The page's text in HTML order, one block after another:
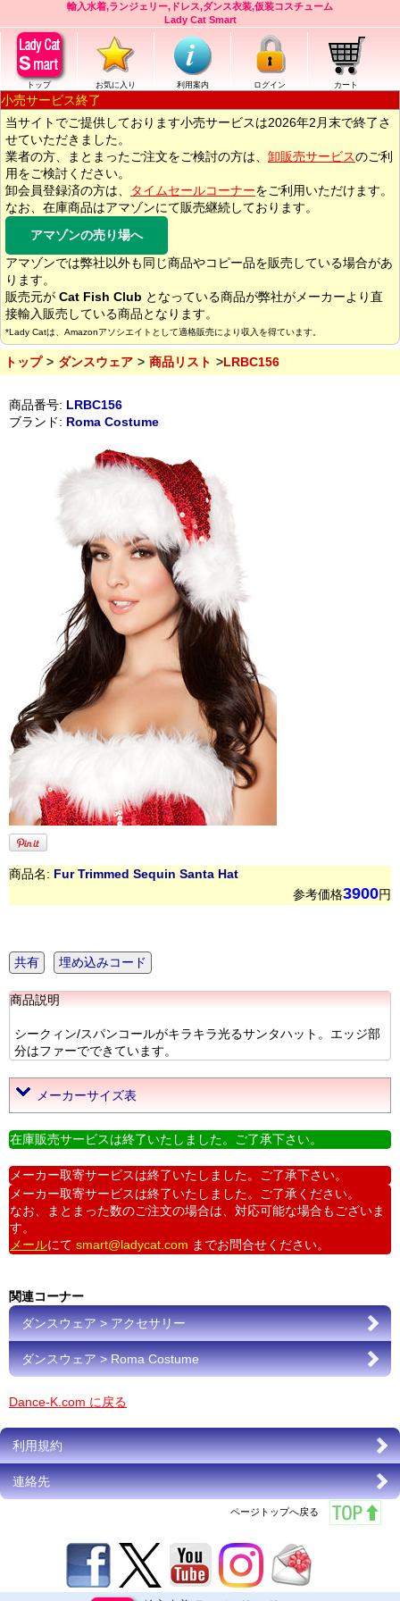
輸入水着,ランジェリー,ドレス,ダンス衣装,仮装コスチューム
Lady Cat Smart
トップ お気に入り 利用案内 ログイン カート
小売サービス終了
当サイトでご提供しております小売サービスは2026年2月末で終了さ
せていただきました。
業者の方、まとまったご注文をご検討の方は、 卸販売サービスのご利
用をご検討ください。
卸会員登録済の方は、
タイムセールコーナーをご利用いただけます。
なお、在庫商品はアマゾンにて販売継続しております。
アマゾンの売り場へ
アマゾンでは弊社以外も同じ商品やコピー品を販売している場合があ
ります。
販売元が Cat Fish Club となっている商品が弊社がメーカーより直
接輸入販売している商品となります。
*Lady Catは、Amazonアソシエイトとして適格販売により収入を得ています。
トップ ダンスウェア 商品リスト LRBC156
商品番号: LRBC156
ブランド: Roma Costume
商品名: Fur Trimmed Sequin Santa Hat
参考価格3900円
共有 埋め込みコード
商品説明
シークィン/スパンコールがキラキラ光るサンタハット。エッジ部
分はファーでできています。
メーカーサイズ表
在庫販売サービスは終了いたしました。ご了承下さい。
メーカー取寄サービスは終了いたしました。ご了承下さい。
メーカー取寄サービスは終了いたしました。ご了承ください。
なお、まとまった数のご注文の場合は、対応可能な場合もございま
す。
メールにて smart@ladycat.com までお問合せください。
関連コーナー
ダンスウェア > アクセサリー
ダンスウェア > Roma Costume
Dance-K.com に戻る
利用規約
連絡先
ページトップへ戻る